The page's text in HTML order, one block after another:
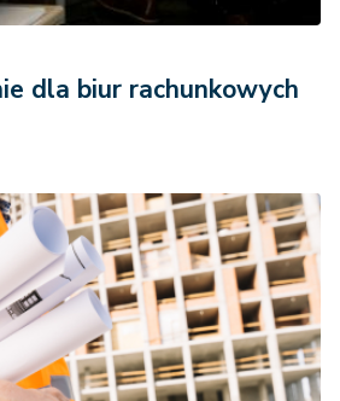
dla biur rachunkowych